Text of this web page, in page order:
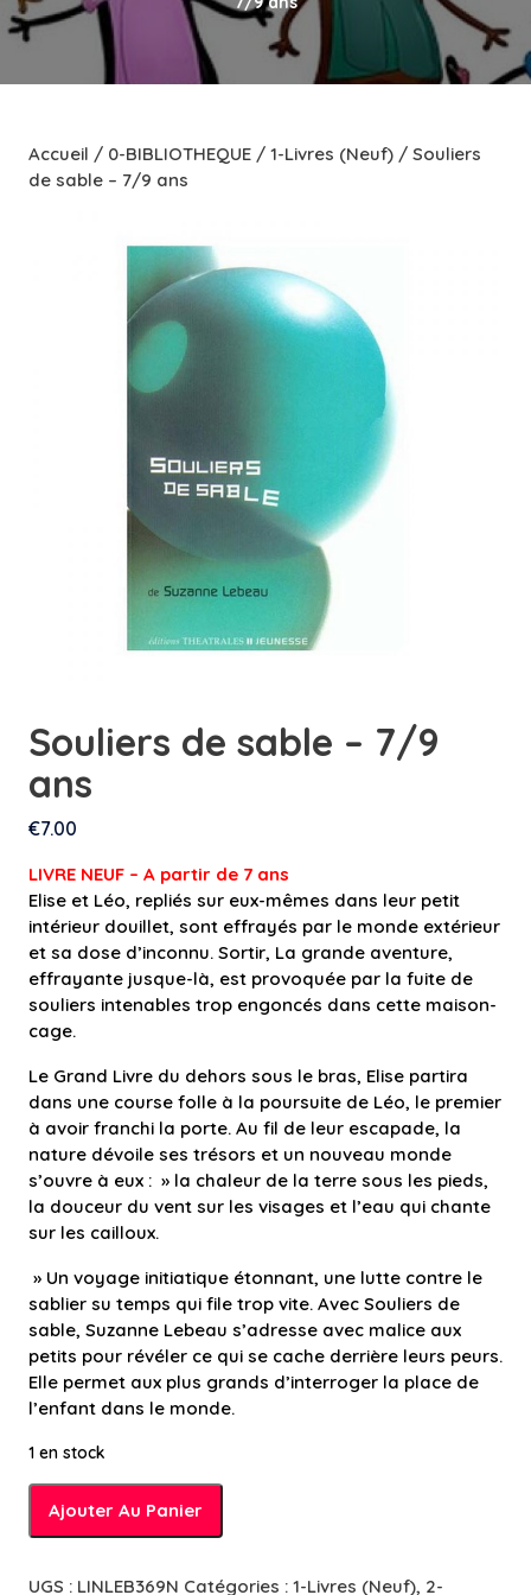
Accueil / 0-BIBLIOTHEQUE / 1-Livres (Neuf) / Souliers
de sable – 7/9 ans
Souliers de sable – 7/9
ans
€7.00
LIVRE NEUF – A partir de 7 ans
Elise et Léo, repliés sur eux-mêmes dans leur petit
intérieur douillet, sont effrayés par le monde extérieur
et sa dose d’inconnu. Sortir, La grande aventure,
effrayante jusque-là, est provoquée par la fuite de
souliers intenables trop engoncés dans cette maison-
cage.
Le Grand Livre du dehors sous le bras, Elise partira
dans une course folle à la poursuite de Léo, le premier
à avoir franchi la porte. Au fil de leur escapade, la
nature dévoile ses trésors et un nouveau monde
s’ouvre à eux : » la chaleur de la terre sous les pieds,
la douceur du vent sur les visages et l’eau qui chante
sur les cailloux.
» Un voyage initiatique étonnant, une lutte contre le
sablier su temps qui file trop vite. Avec Souliers de
sable, Suzanne Lebeau s’adresse avec malice aux
petits pour révéler ce qui se cache derrière leurs peurs.
Elle permet aux plus grands d’interroger la place de
l’enfant dans le monde.
1 en stock
quantité
deAjouter Au Panier
UGS : LINLEB369N Catégories : 1-Livres (Neuf), 2-